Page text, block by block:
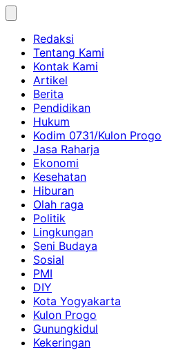
Skip
contentRedaksi
Tentang Kami
Kontak Kami
Artikel
Berita
Pendidikan
Hukum
Kodim 0731/Kulon Progo
Jasa Raharja
Ekonomi
Kesehatan
Hiburan
Olah raga
Politik
Lingkungan
Seni Budaya
Sosial
PMI
DIY
Kota Yogyakarta
Kulon Progo
Gunungkidul
Kekeringan